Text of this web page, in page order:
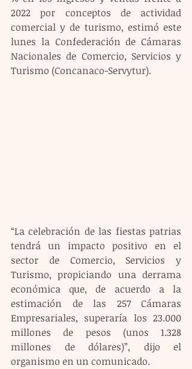
2022 por conceptos de actividad
comercial y de turismo, estimó este
lunes la Confederación de Cámaras
Nacionales de Comercio, Servicios y
Turismo (Concanaco-Servytur).
“La celebración de las fiestas patrias
tendrá un impacto positivo en el
sector de Comercio, Servicios y
Turismo, propiciando una derrama
económica que, de acuerdo a la
estimación de las 257 Cámaras
Empresariales, superaría los 23.000
millones de pesos (unos 1.328
millones de dólares)”, dijo el
organismo en un comunicado.